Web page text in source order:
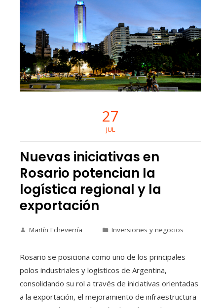
27
JUL
Nuevas iniciativas en
Rosario potencian la
logística regional y la
exportación
Martín Echeverría Inversiones y negocios
Rosario se posiciona como uno de los principales
polos industriales y logísticos de Argentina,
consolidando su rol a través de iniciativas orientadas
a la exportación, el mejoramiento de infraestructura